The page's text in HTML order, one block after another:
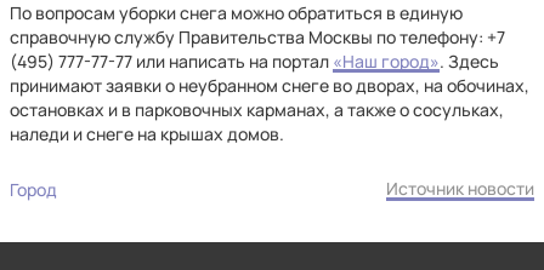
По вопросам уборки снега можно обратиться в единую
справочную службу Правительства Москвы по телефону: +7
(495) 777-77-77 или написать на портал «Наш город». Здесь
принимают заявки о неубранном снеге во дворах, на обочинах,
остановках и в парковочных карманах, а также о сосульках,
наледи и снеге на крышах домов.
Город Источник новости